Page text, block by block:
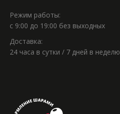
Режим работы:
с 9:00 до 19:00 без выходных
Доставка:
24 часа в сутки / 7 дней в неделю